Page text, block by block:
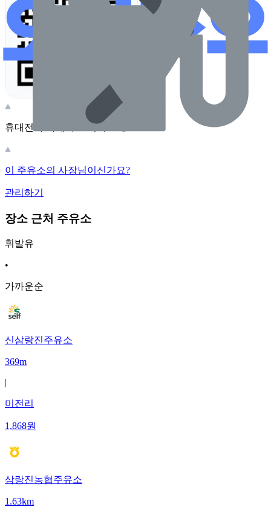
휴대전화 카메라로 찍어보세요
이 주유소의 사장님이신가요?
관리하기
장소 근처 주유소
휘발유
•
가까운순
신삼랑진주유소
369m
|
미전리
1,868원
삼랑진농협주유소
1.63km